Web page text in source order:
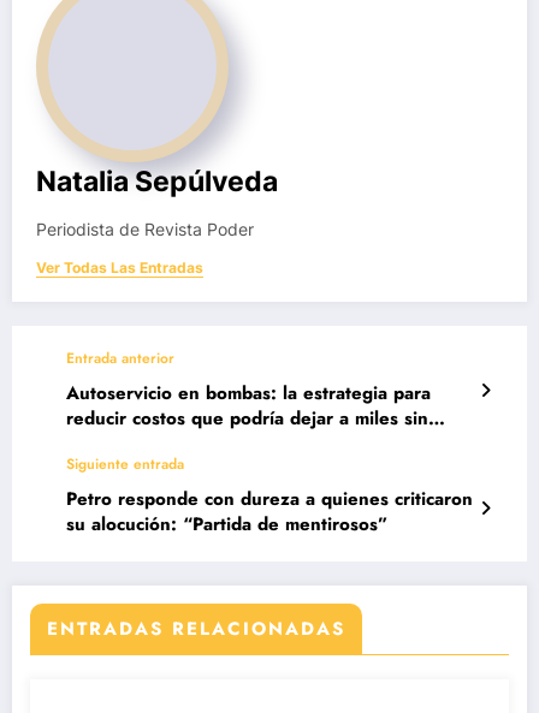
Natalia Sepúlveda
Periodista de Revista Poder
Ver Todas Las Entradas
Entrada anterior
Autoservicio en bombas: la estrategia para
reducir costos que podría dejar a miles sin
Siguiente entrada
Petro responde con dureza a quienes criticaron
su alocución: “Partida de mentirosos”
ENTRADAS RELACIONADAS